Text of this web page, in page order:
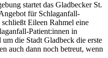
startet das Gladbecker St.
für Schlaganfall-
Eileen Rahmel eine
Patient:innen in
die Stadt Gladbeck die erste
auch dann noch betreut, wenn